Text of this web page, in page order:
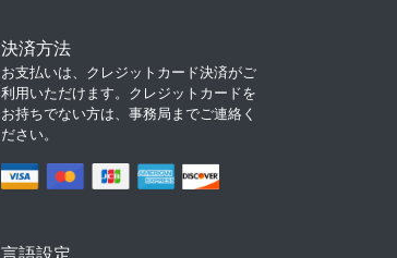
決済方法
お支払いは、クレジットカード決済がご
利用いただけます。クレジットカードを
お持ちでない方は、事務局までご連絡く
ださい。
言語設定